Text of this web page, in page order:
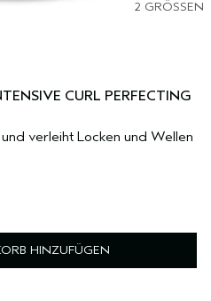
2 GRÖSSEN
CURL PERFECTING
verleiht Locken und Wellen
HINZUFÜGEN